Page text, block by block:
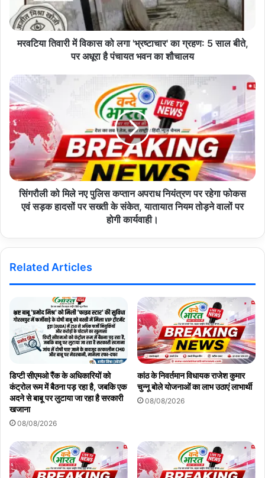
हड़कंप मच गया है। अब देखना यह है कि प्रशासन इन मछली बाज़ार जैसे फैले
जालसाजों पर और कितनी सख्ती बरतता है।
Copy URL
a
d
s
s
मरवटिया तिवारी में विकास को लगा 'भ्रष्टाचार' का ग्रहण: 5 साल बीते,
पर अधूरा है पंचायत भवन का शौचालय
सिंगरौली को मिले नए पुलिस कप्तान अपराध नियंत्रण पर रहेगा फोकस
एवं सड़क हादसों पर सख्ती के संकेत, यातायात नियम तोड़ने वालों पर
होगी कार्यवाही।
Related Articles
डिप्टी सीएमओ रैंक के अधिकारियों को
कंट्रोल रूम में बैठना पड़ रहा है, जबकि एक
अदने से बाबू पर लुटाया जा रहा है सरकारी
खजाना
08/08/2026
कांठ के निवर्तमान विधायक राजेश कुमार
चुन्नू बोले योजनाओं का लाभ उठाएं लाभार्थी
08/08/2026